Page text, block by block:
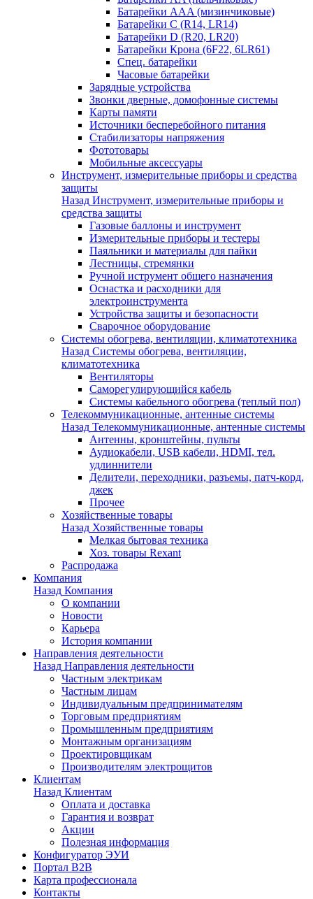
Батарейки AAA (мизинчиковые)
Батарейки C (R14, LR14)
Батарейки D (R20, LR20)
Батарейки Крона (6F22, 6LR61)
Спец. батарейки
Часовые батарейки
Зарядные устройства
Звонки дверные, домофонные системы
Карты памяти
Источники бесперебойного питания
Стабилизаторы напряжения
Фототовары
Мобильные аксессуары
Инструмент, измерительные приборы и средства
защиты
Назад Инструмент, измерительные приборы и
средства защиты
Газовые баллоны и инструмент
Измерительные приборы и тестеры
Паяльники и материалы для пайки
Лестницы, стремянки
Ручной иструмент общего назначения
Оснастка и расходники для
электроинструмента
Устройства защиты и безопасности
Сварочное оборудование
Системы обогрева, вентиляции, климатотехника
Назад Системы обогрева, вентиляции,
климатотехника
Вентиляторы
Саморегулирующийся кабель
Системы кабельного обогрева (теплый пол)
Телекоммуникационные, антенные системы
Назад Телекоммуникационные, антенные системы
Антенны, кронштейны, пульты
Аудиокабели, USB кабели, HDMI, тел.
удлиннители
Делители, переходники, разъемы, патч-корд,
джек
Прочее
Хозяйственные товары
Назад Хозяйственные товары
Мелкая бытовая техника
Хоз. товары Rexant
Распродажа
Компания
Назад Компания
О компании
Новости
Карьера
История компании
Направления деятельности
Назад Направления деятельности
Частным электрикам
Частным лицам
Индивидуальным предпринимателям
Торговым предприятиям
Промышленным предприятиям
Монтажным организациям
Проектировщикам
Производителям электрощитов
Клиентам
Назад Клиентам
Оплата и доставка
Гарантия и возврат
Акции
Полезная информация
Конфигуратор ЭУИ
Портал B2B
Карта профессионала
Контакты